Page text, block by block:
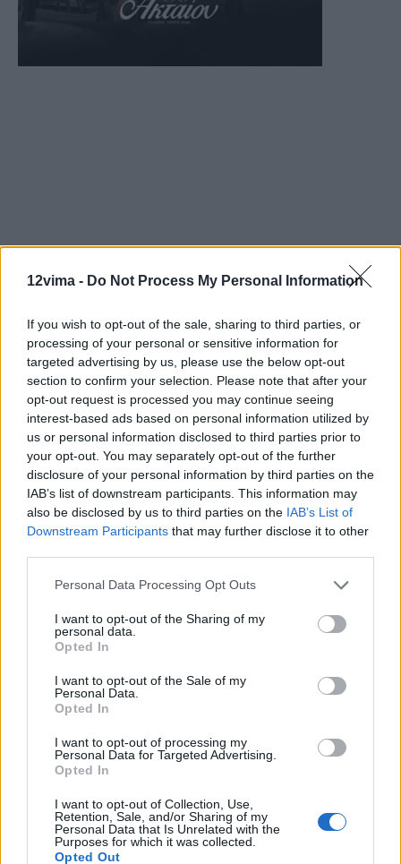
12vima - Do Not Process My Personal Information
If you wish to opt-out of the sale, sharing to third parties, or
processing of your personal or sensitive information for
targeted advertising by us, please use the below opt-out
section to confirm your selection. Please note that after your
opt-out request is processed you may continue seeing
interest-based ads based on personal information utilized by
us or personal information disclosed to third parties prior to
your opt-out. You may separately opt-out of the further
disclosure of your personal information by third parties on the
IAB’s list of downstream participants. This information may
also be disclosed by us to third parties on the IAB’s List of
Downstream Participants that may further disclose it to other
Personal Data Processing Opt Outs
I want to opt-out of the Sharing of my
personal data.
Opted In
I want to opt-out of the Sale of my
Personal Data.
Opted In
I want to opt-out of processing my
Personal Data for Targeted Advertising.
Opted In
I want to opt-out of Collection, Use,
Retention, Sale, and/or Sharing of my
Personal Data that Is Unrelated with the
Purposes for which it was collected.
Opted Out